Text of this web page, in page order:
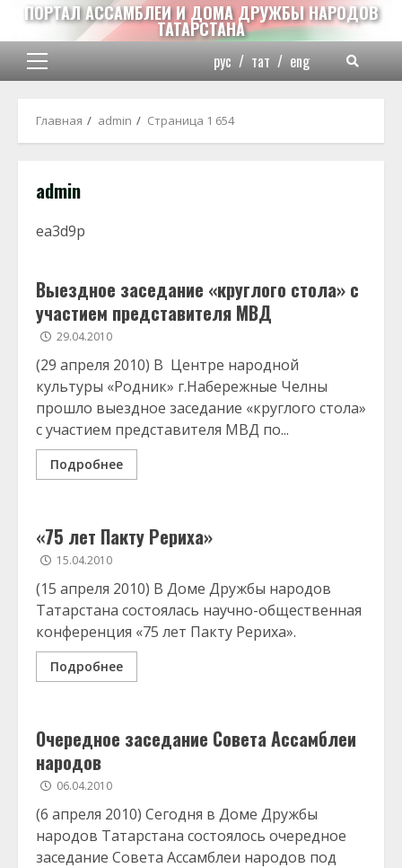
Перейти
содержимому
ПОРТАЛ АССАМБЛЕИ И ДОМА ДРУЖБЫ НАРОДОВ
ТАТАРСТАНА
Основное
рус / тат / eng
Главная admin Страница 1 654
admin
ea3d9p
Выездное заседание «круглого стола» с
участием представителя МВД
29.04.2010
(29 апреля 2010) В Центре народной
культуры «Родник» г.Набережные Челны
прошло выездное заседание «круглого стола»
с участием представителя МВД по...
Подробнее
«75 лет Пакту Рериха»
15.04.2010
(15 апреля 2010) В Доме Дружбы народов
Татарстана состоялась научно-общественная
конференция «75 лет Пакту Рериха».
Подробнее
Очередное заседание Совета Ассамблеи
народов
06.04.2010
(6 апреля 2010) Сегодня в Доме Дружбы
народов Татарстана состоялось очередное
заседание Совета Ассамблеи народов под